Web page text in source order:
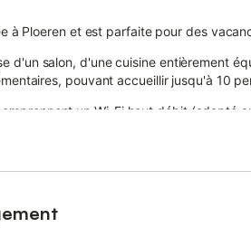
à Ploeren et est parfaite pour des
d'un salon, d'une cuisine entièrement
pouvant accueillir jusqu'à 10
un Wi-Fi haut débit (adapté
ainsi qu'une machine à laver.
restera ouverte jusqu'à la fin du mois